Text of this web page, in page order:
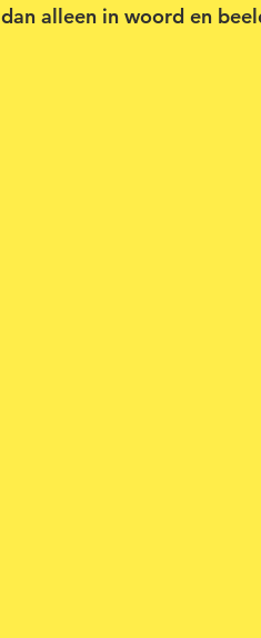
dan alleen in woord en